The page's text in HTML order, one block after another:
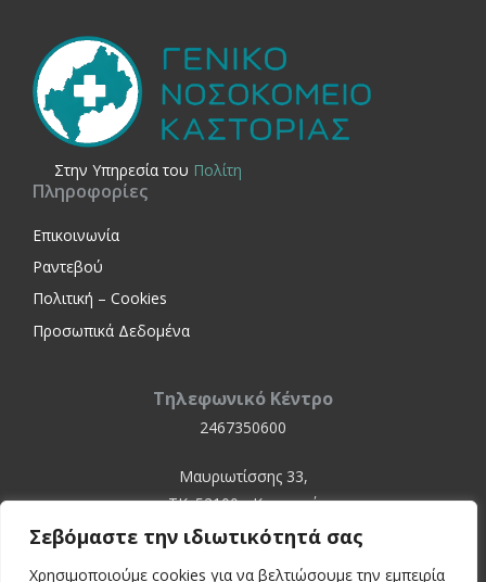
Σεβόμαστε την ιδιωτικότητά σας
Χρησιμοποιούμε cookies για να βελτιώσουμε την εμπειρία
Στην Yπηρεσία του Πολίτη
Πληροφορίες
Επικοινωνία
Ραντεβού
Πολιτική – Cookies
Προσωπικά Δεδομένα
Τηλεφωνικό Κέντρο
2467350600
Μαυριωτίσσης 33,
ΤΚ. 52100 - Καστοριά